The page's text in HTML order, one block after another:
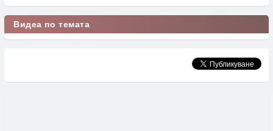
Видеа по темата